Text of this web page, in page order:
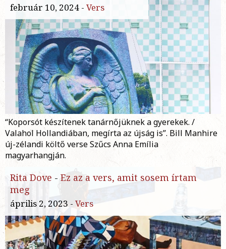
február 10, 2024 - Vers
“Koporsót készítenek tanárnőjüknek a gyerekek. /
Valahol Hollandiában, megírta az újság is”. Bill Manhire
új-zélandi költő verse Szűcs Anna Emília
magyarhangján.
Rita Dove - Ez az a vers, amit sosem írtam
meg
április 2, 2023 - Vers